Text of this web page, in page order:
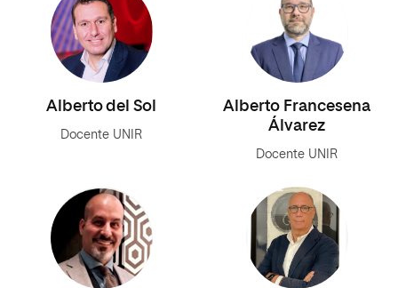
Alberto del Sol
Docente UNIR
Alberto Francesena
Álvarez
Docente UNIR